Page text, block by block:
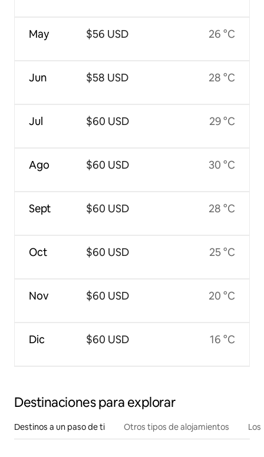
May
Jun
Jul
Ago
Sept
Oct
Nov
Dic
$56 USD
$58 USD
$60 USD
$60 USD
$60 USD
$60 USD
$60 USD
$60 USD
26 °C
28 °C
29 °C
30 °C
28 °C
25 °C
20 °C
16 °C
Destinaciones para explorar
Destinos a un paso de ti Otros tipos de alojamientos